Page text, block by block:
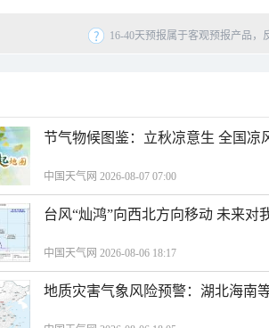
16-40天预报属于客观预报产品
节气物候图鉴：立秋凉意生 全国凉
中国天气网 2026-08-07 07:00
台风“灿鸿”向西北方向移动 未来对
中国天气网 2026-08-06 18:17
地质灾害气象风险预警：湖北海南